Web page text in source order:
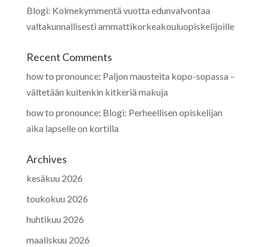
Blogi: Kolmekymmentä vuotta edunvalvontaa
valtakunnallisesti ammattikorkeakouluopiskelijoille
Recent Comments
how to pronounce: Paljon mausteita kopo-sopassa –
vältetään kuitenkin kitkeriä makuja
how to pronounce: Blogi: Perheellisen opiskelijan
aika lapselle on kortilla
Archives
kesäkuu 2026
toukokuu 2026
huhtikuu 2026
maaliskuu 2026